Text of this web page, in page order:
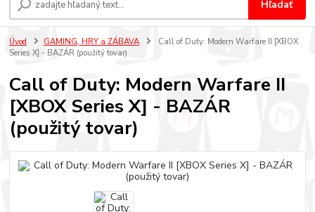
Hľadať
Úvod GAMING, HRY a ZÁBAVA
Call of Duty: Modern Warfare II [XBOX
Series X] - BAZÁR (použitý tovar)
Call of Duty: Modern Warfare II
[XBOX Series X] - BAZÁR
(použitý tovar)